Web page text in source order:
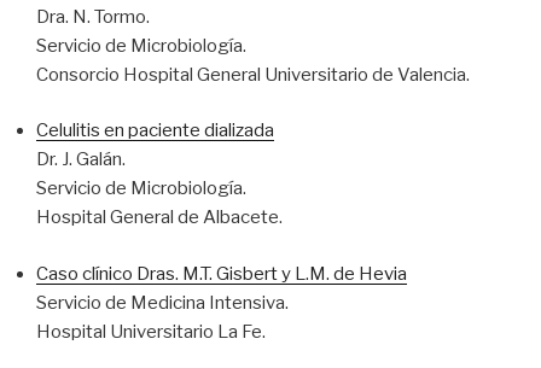
Dra. N. Tormo.
Servicio de Microbiología.
Consorcio Hospital General Universitario de Valencia.
Celulitis en paciente dializada
Dr. J. Galán.
Servicio de Microbiología.
Hospital General de Albacete.
Caso clínico Dras. M.T. Gisbert y L.M. de Hevia
Servicio de Medicina Intensiva.
Hospital Universitario La Fe.